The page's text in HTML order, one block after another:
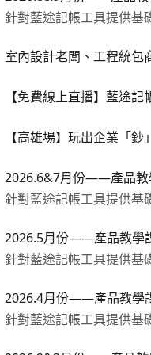
針對藍途記帳工具提供基
室內設計老闆、工程統包
【免費線上直播】藍途
【高雄場】玩出企業「
2026.6&7月份——產品教
針對藍途記帳工具提供基
2026.5月份——產品教學
針對藍途記帳工具提供基
2026.4月份——產品教學
針對藍途記帳工具提供基